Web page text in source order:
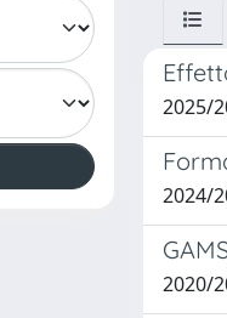
2025/
2024/
2020/